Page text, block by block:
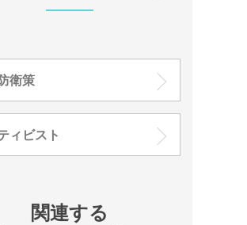
衛策
ィビスト
関連する